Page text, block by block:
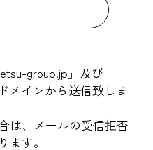
group.jp」及び
メインから送信致しま
は、メールの受信拒否
ます。